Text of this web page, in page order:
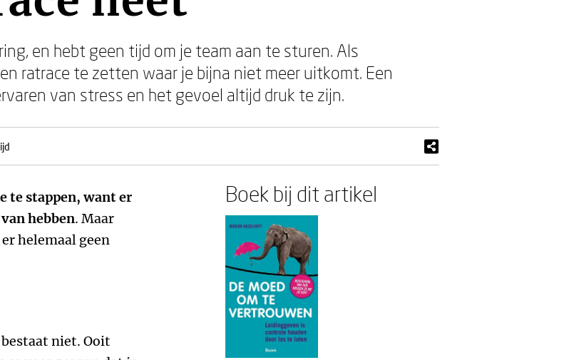
en hebt geen tijd om je team aan te sturen. Als
ratrace te zetten waar je bijna niet meer uitkomt. Een
van stress en het gevoel altijd druk te zijn.
te stappen, want er
hebben. Maar
helemaal geen
niet. Ooit
Boek bij dit artikel